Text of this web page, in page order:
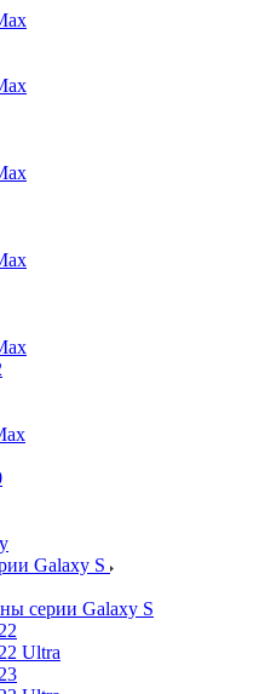
Galaxy S
серии Galaxy S
Ultra